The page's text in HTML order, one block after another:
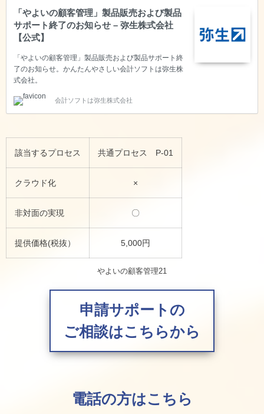
「やよいの顧客管理」製品販売および製品
サポート終了のお知らせ – 弥生株式会社
【公式】
「やよいの顧客管理」製品販売および製品サポート終
了のお知らせ。かんたんやさしい会計ソフトは弥生株
式会社。
会計ソフトは弥生株式会社
該当するプロセス 共通プロセス P-01
クラウド化 ×
非対面の実現 〇
提供価格(税抜） 5,000円
やよいの顧客管理21
申請サポートの
ご相談はこちらから
電話の方はこちら